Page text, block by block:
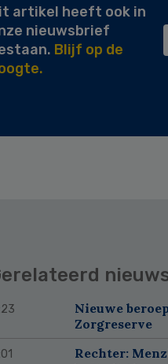
artikel heeft ook in
nieuwsbrief
Blijf op de
Nieuwe
Zorgreserve
Rechter: